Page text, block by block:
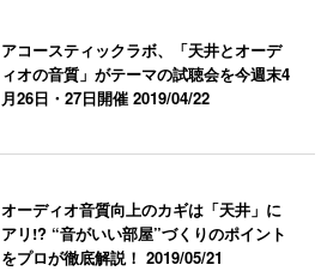
アコースティックラボ、「天井とオーデ
ィオの音質」がテーマの試聴会を今週末4
月26日・27日開催2019/04/22
オーディオ音質向上のカギは「天井」に
アリ!? “音がいい部屋”づくりのポイント
をプロが徹底解説！2019/05/21